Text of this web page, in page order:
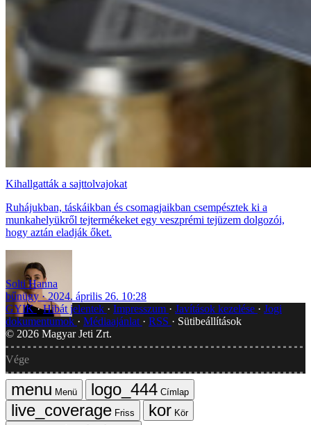
Kihallgatták a sajttolvajokat
Ruhájukban, táskáikban és csomagjaikban csempésztek ki a
munkahelyükről tejtermékeket egy veszprémi tejüzem dolgozói,
hogy aztán eladják őket.
Solti Hanna
bűnügy
2024. április 26. 10:28
GYIK Hibát jelentek Impresszum Javítások kezelése
Jogi
dokumentumok
Médiaajánlat RSS
Sütibeállítások
© 2026 Magyar Jeti Zrt.
Vége
Menü
Címlap
Friss
Kör